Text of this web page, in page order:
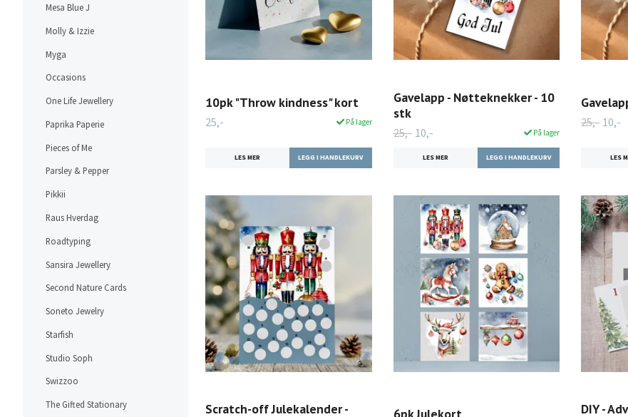
Mesa Blue J
Molly & Izzie
Myga
Occasions
One Life Jewellery
Paprika Paperie
Pieces of Me
Parsley & Pepper
Pikkii
Raus Hverdag
Roadtyping
Sansira Jewellery
Second Nature Cards
Soneto Jewelry
Starfish
Studio Soph
Swizzoo
The Gifted Stationary
10pk "Throw kindness" kort
25,- På lager
LES MER
Gavelapp - Nøtteknekker - 10
stk
25,- 10,- På lager
LES MER
25,- 10,-
LES
Scratch-off Julekalender -
DIY -